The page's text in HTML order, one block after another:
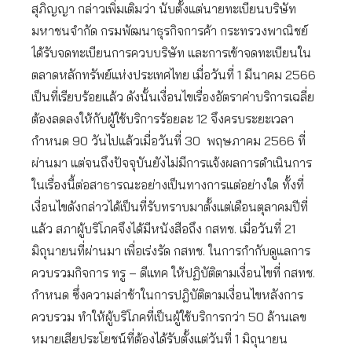
สุภิญญา กล่าวเพิ่มเติมว่า นับตั้งแต่นายทะเบียนบริษัท
มหาชนจำกัด กรมพัฒนาธุรกิจการค้า กระทรวงพาณิชย์
ได้รับจดทะเบียนการควบบริษัท และการเข้าจดทะเบียนใน
ตลาดหลักทรัพย์แห่งประเทศไทย เมื่อวันที่ 1 มีนาคม 2566
เป็นที่เรียบร้อยแล้ว ดังนั้นเงื่อนไขเรื่องอัตราค่าบริการเฉลี่ย
ต้องลดลงให้กับผู้ใช้บริการร้อยละ 12 จึงครบระยะเวลา
กำหนด 90 วันไปแล้วเมื่อวันที่ 30 พฤษภาคม 2566 ที่
ผ่านมา แต่จนถึงปัจจุบันยังไม่มีการแจ้งผลการดำเนินการ
ในเรื่องนี้ต่อสาธารณะอย่างเป็นทางการแต่อย่างใด ทั้งที่
เงื่อนไขดังกล่าวได้เป็นที่รับทราบมาตั้งแต่เดือนตุลาคมปีที่
แล้ว สภาผู้บริโภคจึงได้มีหนังสือถึง กสทช. เมื่อวันที่ 21
มิถุนายนที่ผ่านมา เพื่อเร่งรัด กสทช. ในการกำกับดูแลการ
ควบรวมกิจการ ทรู – ดีแทค ให้ปฏิบัติตามเงื่อนไขที่ กสทช.
กำหนด ซึ่งความล่าช้าในการปฎิบัติตามเงื่อนไขหลังการ
ควบรวม ทำให้ผู้บริโภคที่เป็นผู้ใช้บริการกว่า 50 ล้านเลข
หมายเสียประโยชน์ที่ต้องได้รับตั้งแต่วันที่ 1 มิถุนายน